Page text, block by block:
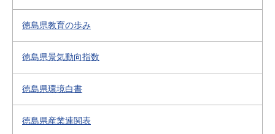
徳島県教育の歩み
徳島県景気動向指数
徳島県環境白書
徳島県産業連関表